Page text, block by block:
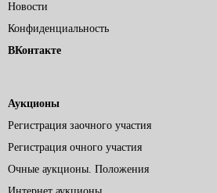
Новости
Конфиденциальность
ВКонтакте
Аукционы
Регистрация заочного участия
Регистрация очного участия
Очные аукционы. Положения